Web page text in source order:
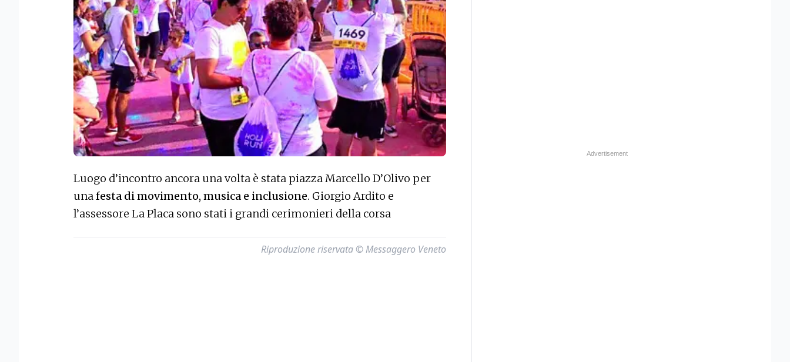
Luogo d’incontro ancora una volta è stata piazza Marcello D’Olivo per
unafesta di movimento, musica e inclusione. Giorgio Ardito e
l’assessore La Placa sono stati i grandi cerimonieri della corsa
Riproduzione riservata © Messaggero Veneto